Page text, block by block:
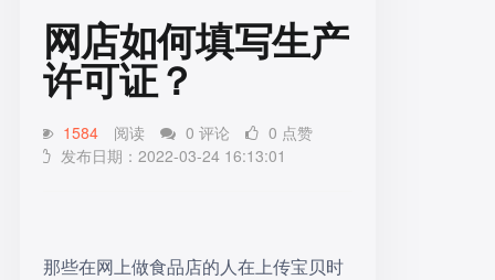
网店如何填写生产
许可证？
1584 阅读 0 评论
0 点赞
发布日期：2022-03-24 16:13:01
那些在网上做食品店的人在上传宝贝时